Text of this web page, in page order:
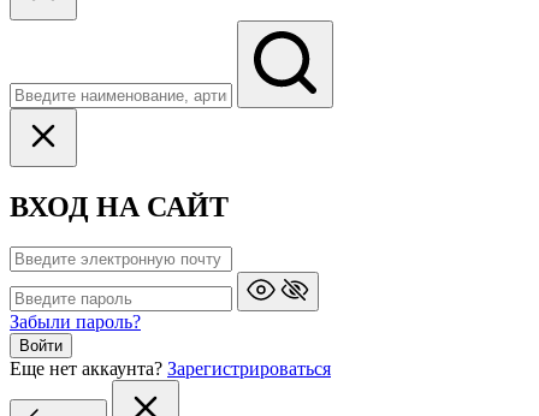
ВХОД НА САЙТ
Забыли пароль?
Войти
Еще нет аккаунта? Зарегистрироваться